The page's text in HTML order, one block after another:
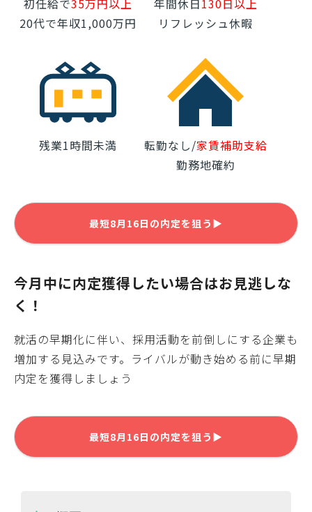
初任給で35万円以上
20代で年収1,000万円
年間休日130日以上
リフレッシュ休暇
残業1時間未満 転勤なし/家賃補助支給
勤務地確約
最短8月16日 の内定を狙う▶
今月中に内定獲得したい場合はお見逃しな
く！
就活の早期化に伴い、採用活動を前倒しにする企業も
増加する見込みです。ライバルが動き始める前に早期
内定を獲得しましょう
最短8月16日 の内定を狙う▶